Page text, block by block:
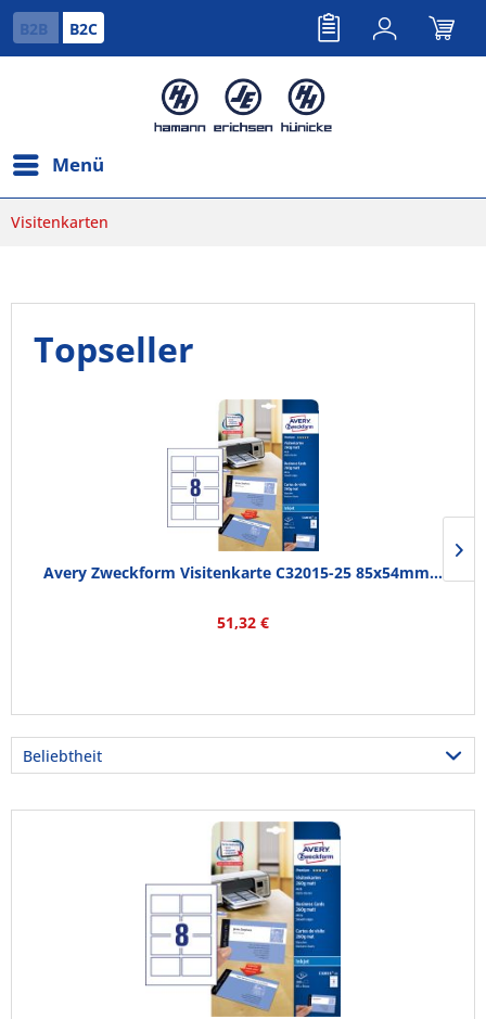
B2B B2C
Menü
Visitenkarten
Topseller
Avery Zweckform Visitenkarte C32015-25 85x54mm...
51,32 €